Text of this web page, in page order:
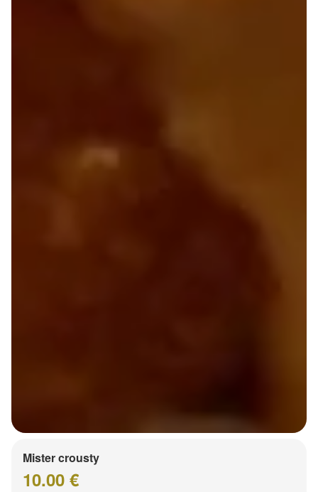
Mister crousty
10.00 €